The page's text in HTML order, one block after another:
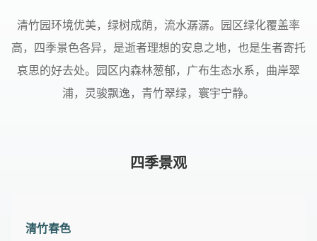
清竹园环境优美，绿树成荫，流水潺潺。园区绿化覆盖率
高，四季景色各异，是逝者理想的安息之地，也是生者寄托
哀思的好去处。园区内森林葱郁，广布生态水系，曲岸翠
浦，灵骏飘逸，青竹翠绿，寰宇宁静。
四季景观
清竹春色